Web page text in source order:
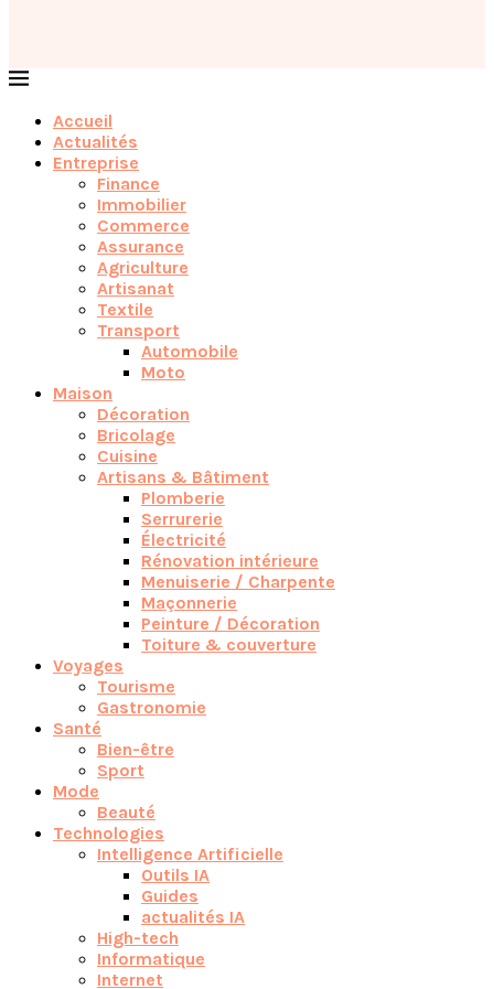
Accueil
Actualités
Entreprise
Finance
Immobilier
Commerce
Assurance
Agriculture
Artisanat
Textile
Transport
Automobile
Moto
Maison
Décoration
Bricolage
Cuisine
Artisans & Bâtiment
Plomberie
Serrurerie
Électricité
Rénovation intérieure
Menuiserie / Charpente
Maçonnerie
Peinture / Décoration
Toiture & couverture
Voyages
Tourisme
Gastronomie
Santé
Bien-être
Sport
Mode
Beauté
Technologies
Intelligence Artificielle
Outils IA
Guides
actualités IA
High-tech
Informatique
Internet